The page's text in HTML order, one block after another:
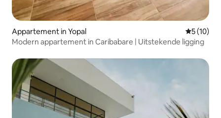
Appartement in Yopal
5 (10)
Modern appartement in Caribabare | Uitstekende ligging